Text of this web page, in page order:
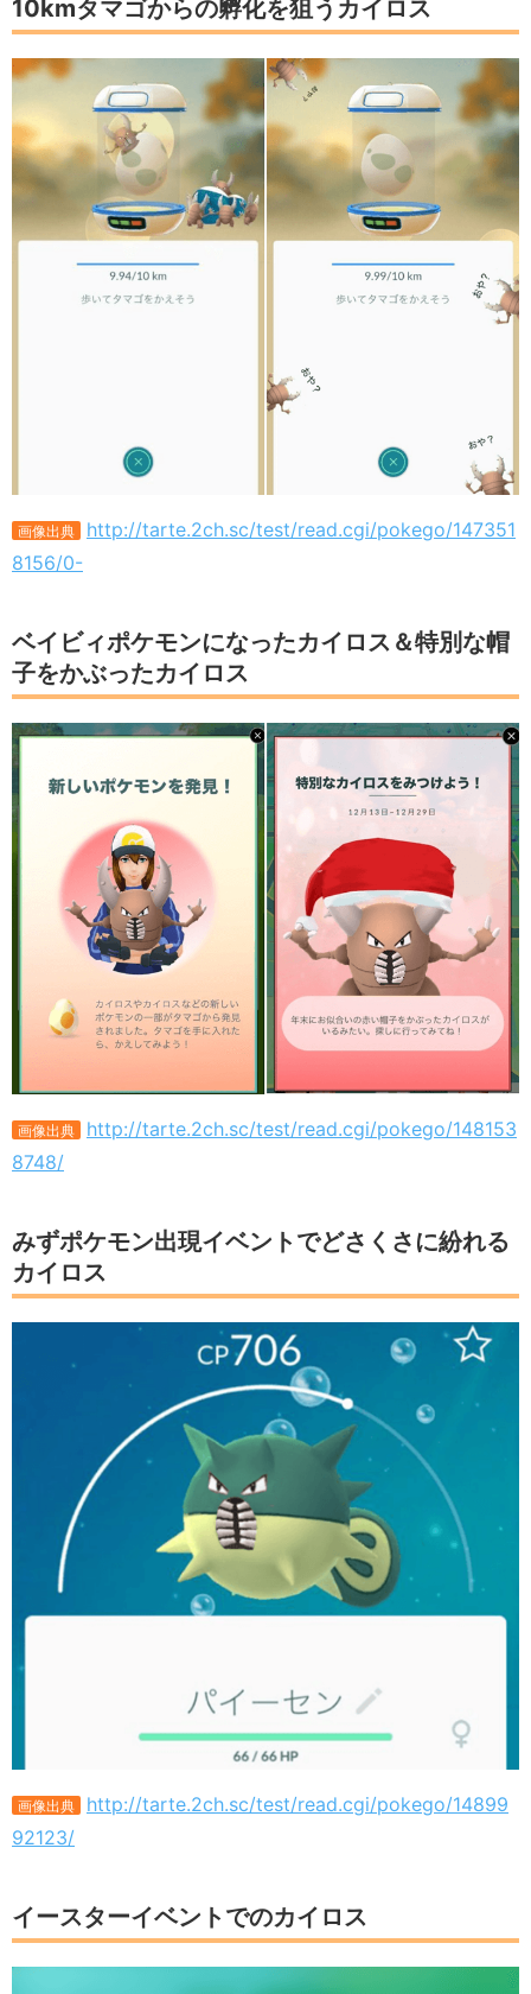
10kmタマゴからの孵化を狙うカイロス
画像出典
http://tarte.2ch.sc/test/read.cgi/pokego/147351
8156/0-
ベイビィポケモンになったカイロス＆特別な帽
子をかぶったカイロス
画像出典
http://tarte.2ch.sc/test/read.cgi/pokego/148153
8748/
みずポケモン出現イベントでどさくさに紛れる
カイロス
画像出典
http://tarte.2ch.sc/test/read.cgi/pokego/14899
92123/
イースターイベントでのカイロス